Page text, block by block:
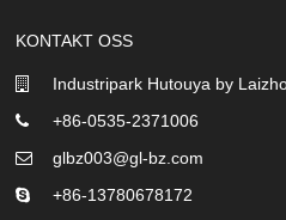
KONTAKT OSS
Industripark Hutouya by
+86-0535-2371006
glbz003@gl-bz.com
+86-13780678172